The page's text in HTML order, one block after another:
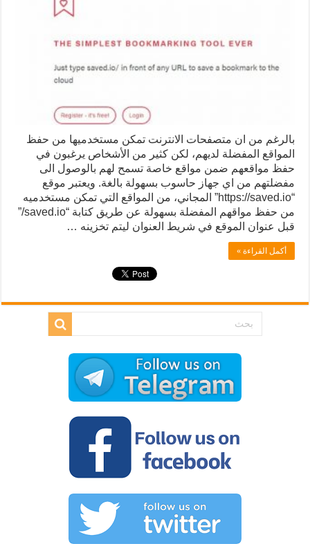
بالرغم من ان متصفحات الانترنت تمكن مستخدميها من حفظ
المواقع المفضلة لديهم، لكن كثير من الأشخاص يرغبون في
حفظ مواقعهم ضمن مواقع خاصة تسمح لهم بالوصول الى
مفضلتهم من اي جهاز حاسوب بسهولة بالغة. ويعتبر موقع
“https://saved.io” المجاني، من المواقع التي تمكن مستخدميه
من حفظ مواقهم المفضلة بسهولة عن طريق كتابة “saved.io/”
قبل عنوان الموقع في شريط العنوان ليتم تخزينه …
أكمل القراءة »